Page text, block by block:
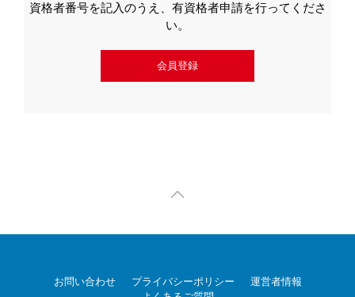
資格者番号を記入のうえ、有資格者申請を行ってくださ
い。
会員登録
お問い合わせ プライバシーポリシー
運営者情報